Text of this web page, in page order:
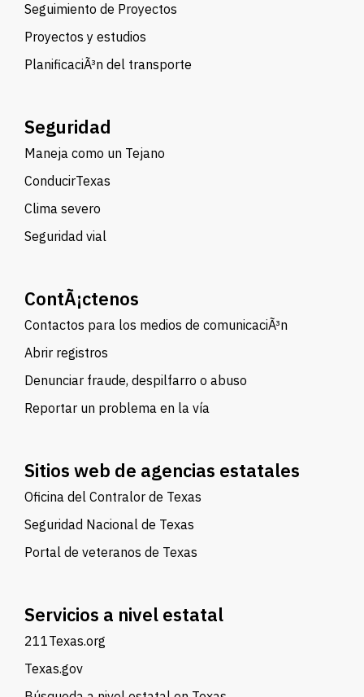
Seguimiento de Proyectos
Proyectos y estudios
PlanificaciÃ³n del transporte
Seguridad
Maneja como un Tejano
ConducirTexas
Clima severo
Seguridad vial
ContÃ¡ctenos
Contactos para los medios de comunicaciÃ³n
Abrir registros
Denunciar fraude, despilfarro o abuso
Reportar un problema en la vía
Sitios web de agencias estatales
Oficina del Contralor de Texas
Seguridad Nacional de Texas
Portal de veteranos de Texas
Servicios a nivel estatal
211Texas.org
Texas.gov